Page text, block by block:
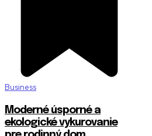
Business
Moderné úsporné a
ekologické vykurovanie